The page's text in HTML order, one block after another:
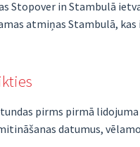
Stopover in Stambulā
atmiņas Stambulā,
pirms pirmā
datumus,